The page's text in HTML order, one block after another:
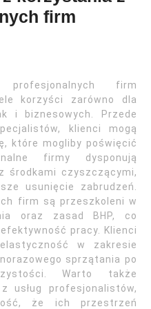
firm
firm
korzyści zarówno dla
i biznesowych. Przede
klienci mogą
które mogliby poświęcić
firmy dysponują
środkami czyszczącymi,
usunięcie zabrudzeń.
firm są przeszkoleni w
oraz zasad BHP, co
pracy. Klienci
w zakresie
sprzątania po
Warto także
usług profesjonalistów,
że ich przestrzeń